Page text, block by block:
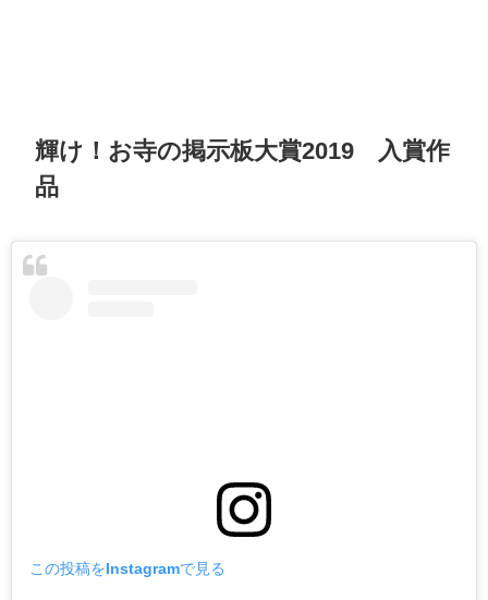
輝け！お寺の掲示板大賞2019 入賞作
品
この投稿をInstagramで見る